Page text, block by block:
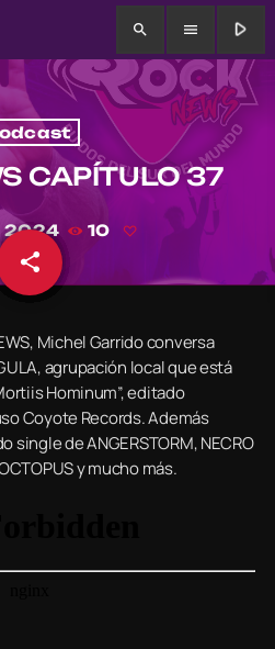
search menu play_arrow
CAPÍTULO 37
2024 10
share
email
Michel Garrido conversa
agrupación local que está
Hominum”, editado
Coyote Records. Además
de ANGERSTORM, NECRO
y mucho más.